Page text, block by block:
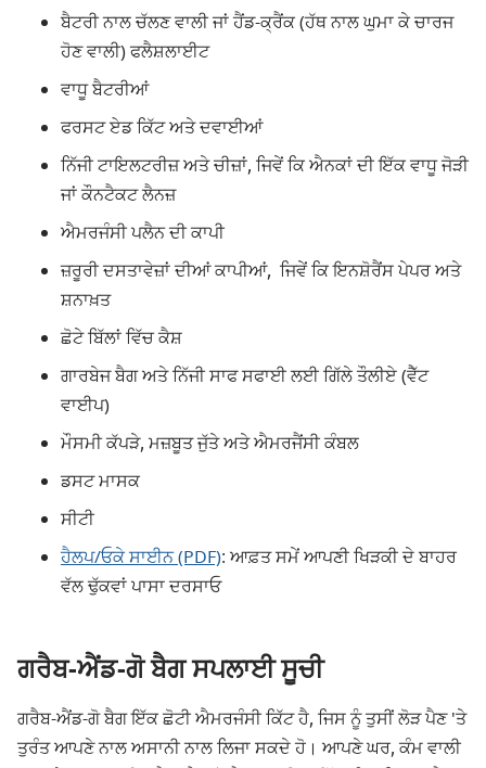
ਬੈਟਰੀ ਨਾਲ ਚੱਲਣ ਵਾਲੀ ਜਾਂ ਹੈਂਡ-ਕ੍ਰੈਂਕ (ਹੱਥ ਨਾਲ ਘੁਮਾ ਕੇ ਚਾਰਜ
ਹੋਣ ਵਾਲੀ) ਫਲੈਸ਼ਲਾਈਟ
ਵਾਧੂ ਬੈਟਰੀਆਂ
ਫਰਸਟ ਏਡ ਕਿੱਟ ਅਤੇ ਦਵਾਈਆਂ
ਨਿੱਜੀ ਟਾਇਲਟਰੀਜ਼ ਅਤੇ ਚੀਜ਼ਾਂ, ਜਿਵੇਂ ਕਿ ਐਨਕਾਂ ਦੀ ਇੱਕ ਵਾਧੂ ਜੋੜੀ
ਜਾਂ ਕੌਨਟੈਕਟ ਲੈਨਜ਼
ਐਮਰਜੰਸੀ ਪਲੈਨ ਦੀ ਕਾਪੀ
ਜ਼ਰੂਰੀ ਦਸਤਾਵੇਜ਼ਾਂ ਦੀਆਂ ਕਾਪੀਆਂ, ਜਿਵੇਂ ਕਿ ਇਨਸ਼ੋਰੈਂਸ ਪੇਪਰ ਅਤੇ
ਸ਼ਨਾਖ਼ਤ
ਛੋਟੇ ਬਿੱਲਾਂ ਵਿੱਚ ਕੈਸ਼
ਗਾਰਬੇਜ ਬੈਗ ਅਤੇ ਨਿੱਜੀ ਸਾਫ ਸਫਾਈ ਲਈ ਗਿੱਲੇ ਤੌਲੀਏ (ਵੈੱਟ
ਵਾਈਪ)
ਮੌਸਮੀ ਕੱਪੜੇ, ਮਜ਼ਬੂਤ ​​ਜੁੱਤੇ ਅਤੇ ਐਮਰਜੈਂਸੀ ਕੰਬਲ
ਡਸਟ ਮਾਸਕ
ਸੀਟੀ
ਹੈਲਪ/ਓਕੇ ਸਾਈਨ (PDF): ਆਫ਼ਤ ਸਮੇਂ ਆਪਣੀ ਖਿੜਕੀ ਦੇ ਬਾਹਰ
ਵੱਲ ਢੁੱਕਵਾਂ ਪਾਸਾ ਦਰਸਾਓ
ਗਰੈਬ-ਐਂਡ-ਗੋ ਬੈਗ ਸਪਲਾਈ ਸੂਚੀ
ਗਰੈਬ-ਐਂਡ-ਗੋ ਬੈਗ ਇੱਕ ਛੋਟੀ ਐਮਰਜੰਸੀ ਕਿੱਟ ਹੈ, ਜਿਸ ਨੂੰ ਤੁਸੀਂ ਲੋੜ ਪੈਣ 'ਤੇ
ਤੁਰੰਤ ਆਪਣੇ ਨਾਲ ਅਸਾਨੀ ਨਾਲ ਲਿਜਾ ਸਕਦੇ ਹੋ। ਆਪਣੇ ਘਰ, ਕੰਮ ਵਾਲੀ